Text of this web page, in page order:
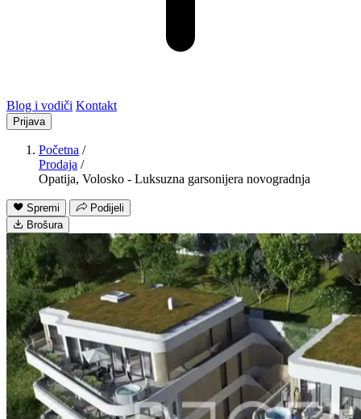
Blog i vodiči Kontakt
Prijava
Početna /
Prodaja /
Opatija, Volosko - Luksuzna garsonijera novogradnja
Spremi
Podijeli
Brošura